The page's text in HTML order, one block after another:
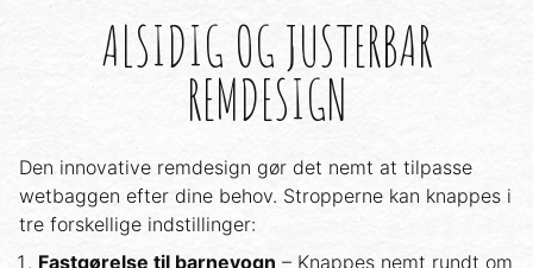
ALSIDIG OG JUSTERBAR
REMDESIGN
Den innovative remdesign gør det nemt at tilpasse
wetbaggen efter dine behov. Stropperne kan knappes i
tre forskellige indstillinger:
Fastgørelse til barnevogn – Knappes nemt rundt om